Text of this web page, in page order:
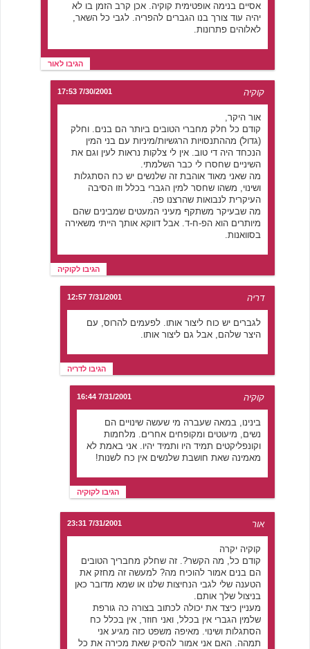
אסיים בנימה אופטימית קוקיה. אכן קרב הזמן בו לא
יהיה עוד צורך בנו הגברים להפריה. לגבי כל השאר,
לאלוהים פתרונות.
הגיבו לאור
קוקיה 7/30/2001 17:53
אור היקר,
קודם כל חלק מחברי הטובים ביותר הם בנים. וחלק
(גדול) מההתנסויות הרגשיות/מיניות עם בני המין
הנכחד היה די טוב. אין לי צלקות נראות לעין וגם את
השיניים שחסרו לי כבר השלמתי.
מה שאני מאוד אוהבת זה שלנשים יש כח הסתגלות
ושינוי, משהו שחסר למין הגברי בכלל וזו הסיבה
העיקרית לנבואות שהרצנו פה.
מה שבעיקר משתקף מעיני המעטים שמבינים שהם
מיותרים הוא הפ-ח-ד. אבל דווקא אותך הייתי משאירה
בסוואנות.
הגיבו לקוקיה
דריה 7/31/2001 12:57
לגברים יש כוח ליצור אותו. לפעמים להרוס, עם
היצר שלהם, אבל גם ליצור אותו.
הגיבו לדריה
קוקיה 7/31/2001 16:44
בינינו, במאה שעברה מי שעשה שינויים הם
נשים, מיעוטים ומקופחים אחרים. מלחמות
וקונפליקטים תמיד היו ותמיד יהיו. אני באמת לא
מאמינה שאת חושבת שלנשים אין כח לשנות!
הגיבו לקוקיה
אור 7/31/2001 23:31
קוקיה יקרה
קודם כל, מה הקשר?. זה שחלק מחבריך הטובים
הם בנים אמור להוכיח מה? למעשה זה מחזק את
הטענה שלי לגבי הנחיצות שלנו או שמא מדובר כאן
בניצול שלך אותם.
מעניין כיצד את יכולה לכתוב בצורה כה גורפת
שלמין הגברי אין בכלל, ואני חוזר, אין בכלל כח
הסתגלות ושינוי. מאיפה משפט כזה מגיע אני
תמהה. האם אני אמור להסיק שאת מכירה את כל